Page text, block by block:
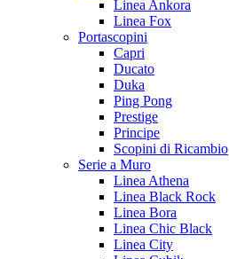
Linea Ankora
Linea Fox
Portascopini
Capri
Ducato
Duka
Ping Pong
Prestige
Principe
Scopini di Ricambio
Serie a Muro
Linea Athena
Linea Black Rock
Linea Bora
Linea Chic Black
Linea City